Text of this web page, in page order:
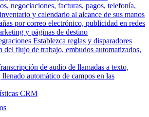
negociaciones, facturas, pagos, telefonía,
y calendario al alcance de sus manos
por correo electrónico, publicidad en redes
y páginas de destino
Establezca reglas y disparadores
del flujo de trabajo, embudos automatizados,
de audio de llamadas a texto,
llenado automático de campos en las
CRM